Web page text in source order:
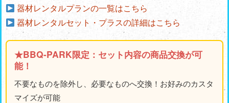
器材レンタルプランの一覧はこちら
器材レンタルセット・プラスの詳細はこちら
★BBQ-PARK限定：セット内容の商品交換が可
能！
不要なものを除外し、必要なものへ交換！お好みのカスタ
マイズが可能